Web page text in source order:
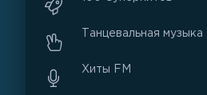
Танцевальная музыка
Хиты FM